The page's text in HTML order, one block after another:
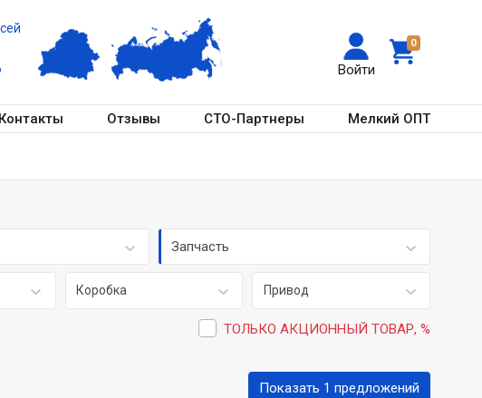
0
Войти
Контакты Отзывы СТО-Партнеры Мелкий ОПТ
Запчасть
Коробка Привод
ТОЛЬКО АКЦИОННЫЙ ТОВАР, %
Показать 1 предложений